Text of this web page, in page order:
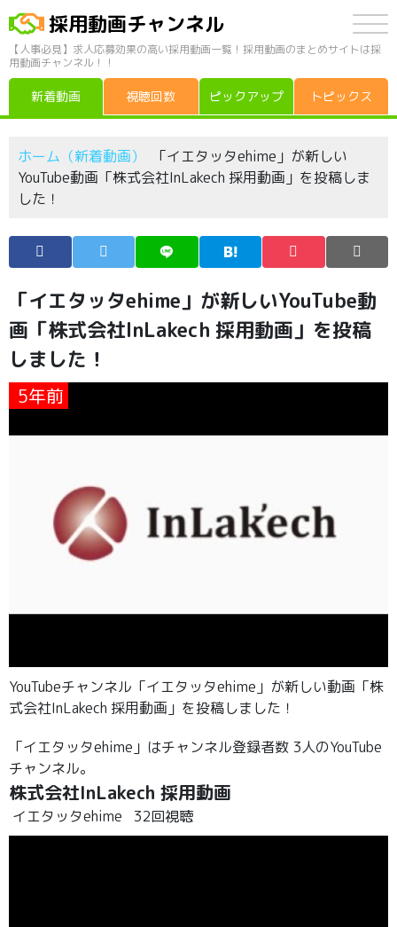
採用動画チャンネル
【人事必見】求人応募効果の高い採用動画一覧！採用動画のまとめサイトは採
用動画チャンネル！！
新着動画 視聴回数 ピックアップ トピックス
ホーム（新着動画）
「イエタッタehime」が新しい
YouTube動画「株式会社InLakech 採用動画」を投稿しま
した！
「イエタッタehime」が新しいYouTube動
画「株式会社InLakech 採用動画」を投稿
しました！
5年前
YouTubeチャンネル「イエタッタehime」が新しい動画「株
式会社InLakech 採用動画」を投稿しました！
「イエタッタehime」はチャンネル登録者数 3人のYouTube
チャンネル。
株式会社InLakech 採用動画
イエタッタehime 32回視聴